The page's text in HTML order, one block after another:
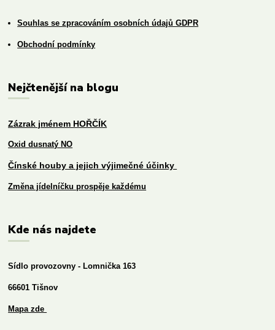
Souhlas se zpracováním osobních údajů GDPR
Obchodní podmínky
Nejčtenější na blogu
Zázrak jménem HOŘČÍK
Oxid dusnatý NO
Čínské houby a jejich výjimečné účinky
Změna jídelníčku prospěje každému
Kde nás najdete
Sídlo provozovny - Lomnička 163
66601 Tišnov
Mapa zde